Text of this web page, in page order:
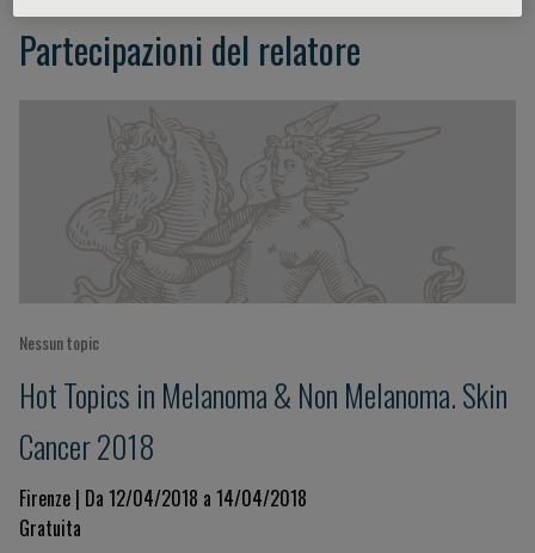
Partecipazioni del relatore
Nessun topic
Hot Topics in Melanoma & Non Melanoma. Skin
Cancer 2018
Firenze | Da 12/04/2018 a 14/04/2018
Gratuita